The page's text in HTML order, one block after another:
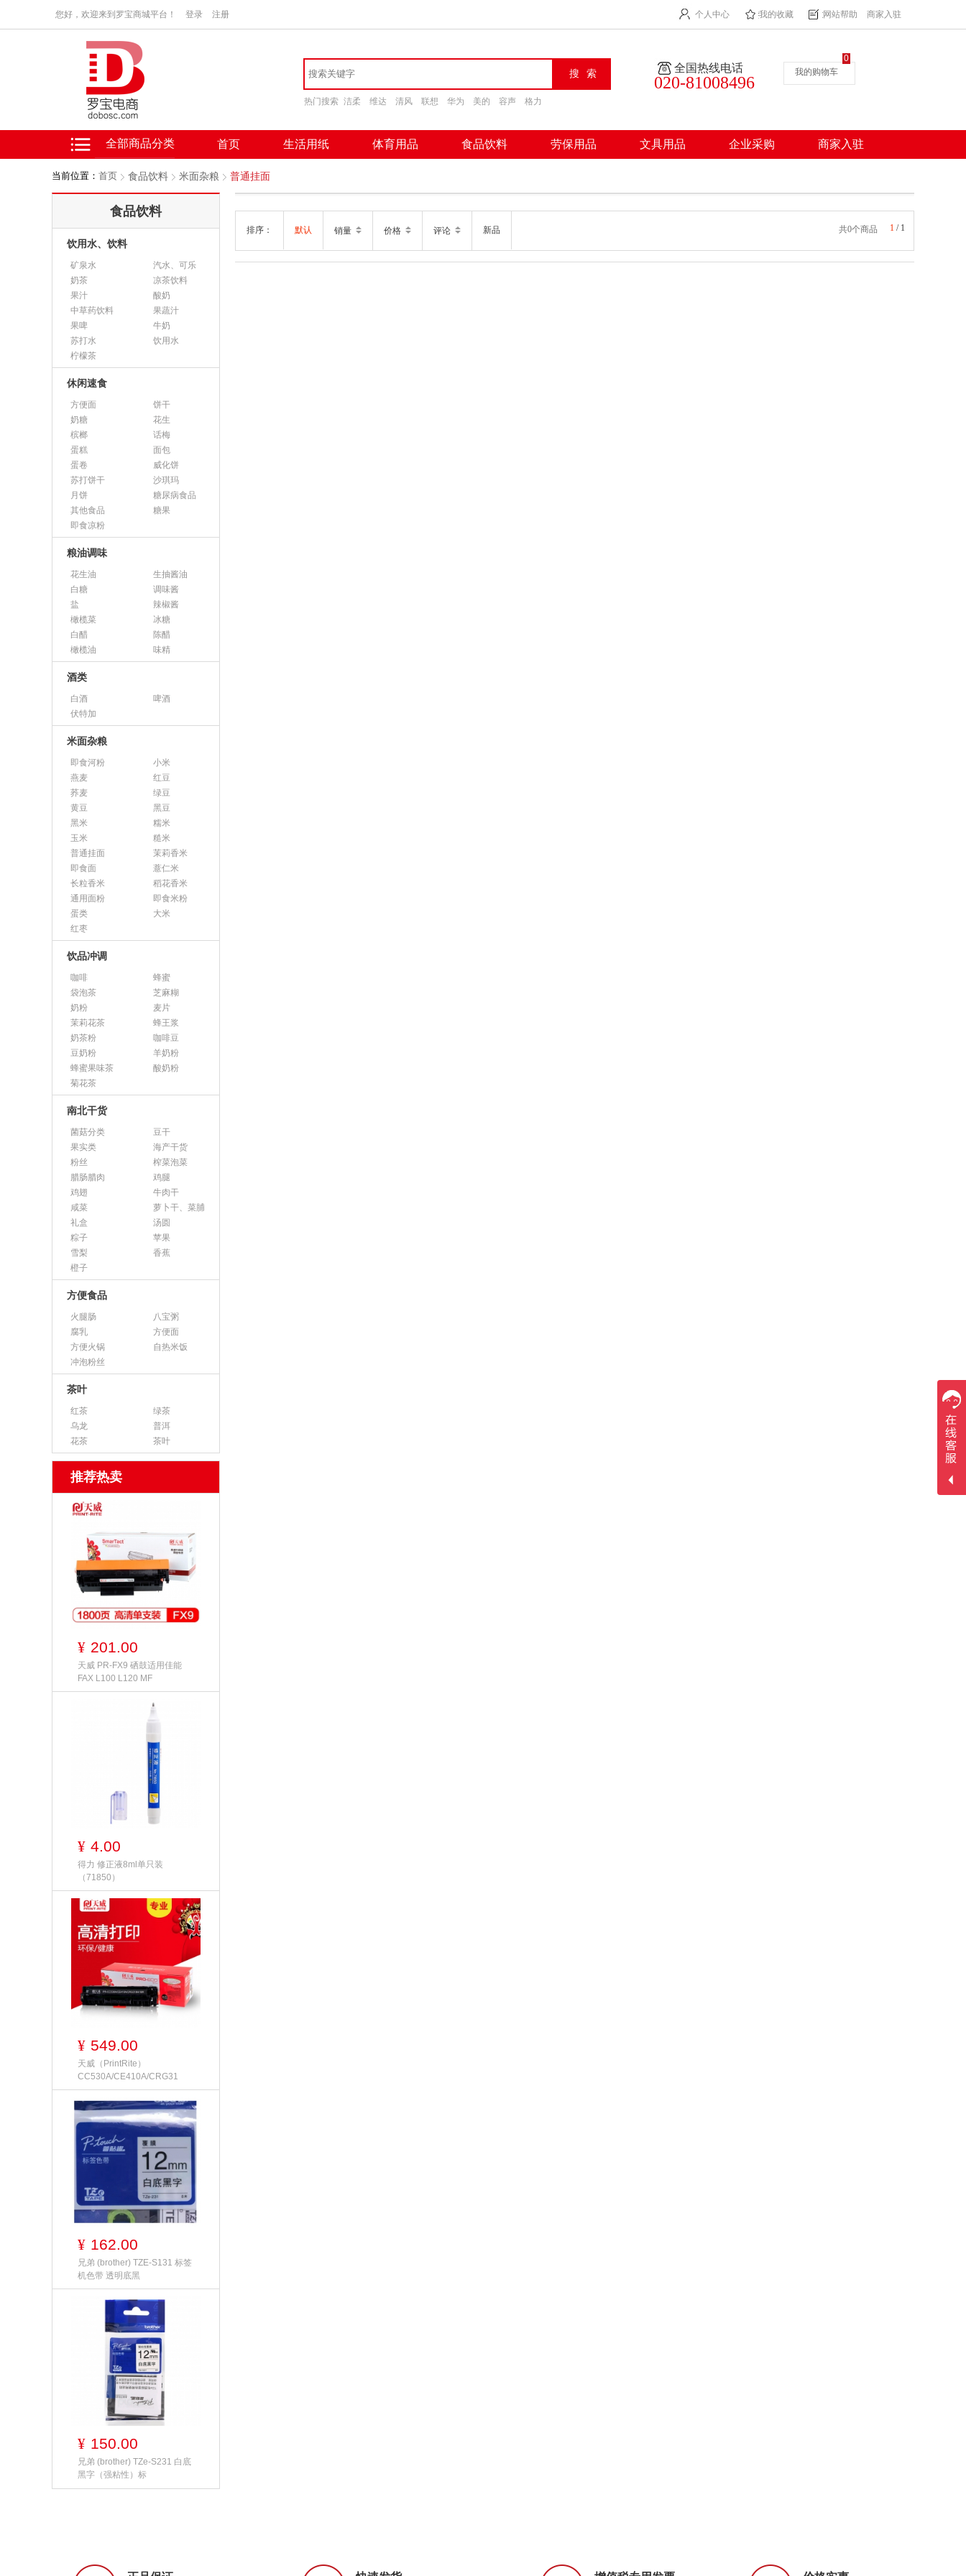
您好，欢迎来到罗宝商城平台！ 登录 注册 个人中心 我的收藏 网站帮助 商家入驻
热门搜索 洁柔 维达 清风 联想 华为 美的 容声 格力
全国热线电话
020-81008496
我的购物车
0
全部商品分类 首页 生活用纸 体育用品 食品饮料 劳保用品 文具用品 企业采购 商家入驻
当前位置： 首页 食品饮料 米面杂粮 普通挂面
食品饮料
饮用水、饮料
矿泉水
汽水、可乐
奶茶
凉茶饮料
果汁
酸奶
中草药饮料
果蔬汁
果啤
牛奶
苏打水
饮用水
柠檬茶
休闲速食
方便面
饼干
奶糖
花生
槟榔
话梅
蛋糕
面包
蛋卷
威化饼
苏打饼干
沙琪玛
月饼
糖尿病食品
其他食品
糖果
即食凉粉
粮油调味
花生油
生抽酱油
白糖
调味酱
盐
辣椒酱
橄榄菜
冰糖
白醋
陈醋
橄榄油
味精
酒类
白酒
啤酒
伏特加
米面杂粮
即食河粉
小米
燕麦
红豆
荞麦
绿豆
黄豆
黑豆
黑米
糯米
玉米
糙米
普通挂面
茉莉香米
即食面
薏仁米
长粒香米
稻花香米
通用面粉
即食米粉
蛋类
大米
红枣
饮品冲调
咖啡
蜂蜜
袋泡茶
芝麻糊
奶粉
麦片
茉莉花茶
蜂王浆
奶茶粉
咖啡豆
豆奶粉
羊奶粉
蜂蜜果味茶
酸奶粉
菊花茶
南北干货
菌菇分类
豆干
果实类
海产干货
粉丝
榨菜泡菜
腊肠腊肉
鸡腿
鸡翅
牛肉干
咸菜
萝卜干、菜脯
礼盒
汤圆
粽子
苹果
雪梨
香蕉
橙子
方便食品
火腿肠
八宝粥
腐乳
方便面
方便火锅
自热米饭
冲泡粉丝
茶叶
红茶
绿茶
乌龙
普洱
花茶
茶叶
推荐热卖
¥ 201.00
天威 PR-FX9 硒鼓适用佳能
FAX L100 L120 MF
¥ 4.00
得力 修正液8ml单只装
（71850）
¥ 549.00
天威（PrintRite）
CC530A/CE410A/CRG31
¥ 162.00
兄弟 (brother) TZE-S131 标签
机色带 透明底黑
¥ 150.00
兄弟 (brother) TZe-S231 白底
黑字（强粘性）标
排序： 默认 销量 价格 评论 新品 共0个商品 1 / 1